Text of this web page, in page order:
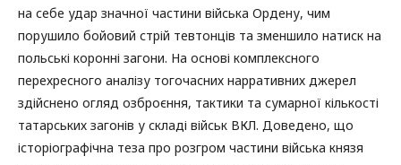
на себе удар значної частини війська Ордену, чим
порушило бойовий стрій тевтонців та зменшило натиск на
польські коронні загони. На основі комплексного
перехресного аналізу тогочасних нарративних джерел
здійснено огляд озброєння, тактики та сумарної кількості
татарських загонів у складі військ ВКЛ. Доведено, що
історіографічна теза про розгром частини війська князя